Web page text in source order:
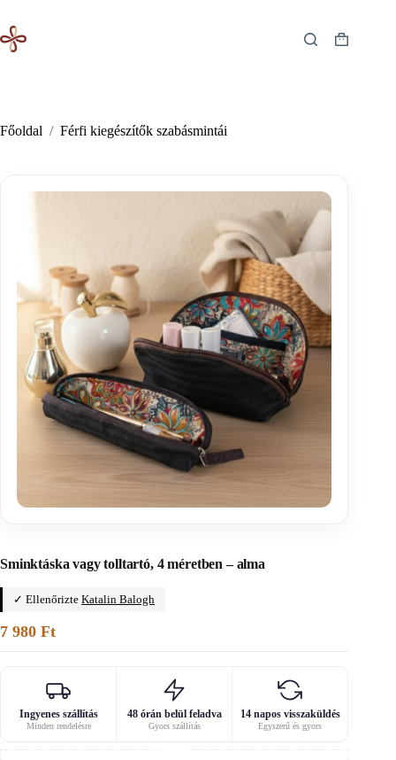
content
Shopping
Főoldal / Férfi kiegészítők szabásmintái
Sminktáska vagy tolltartó, 4 méretben – alma
✓ Ellenőrizte Katalin Balogh
7 980 Ft
Ingyenes szállítás
Minden rendelésre
48 órán belül feladva
Gyors szállítás
14 napos visszaküldés
Egyszerű és gyors